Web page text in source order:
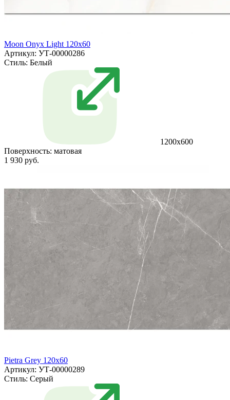
Moon Onyx Light 120x60
Артикул: УТ-00000286
Стиль: Белый
1200х600
Поверхность: матовая
1 930 руб.
Pietra Grey 120x60
Артикул: УТ-00000289
Стиль: Серый